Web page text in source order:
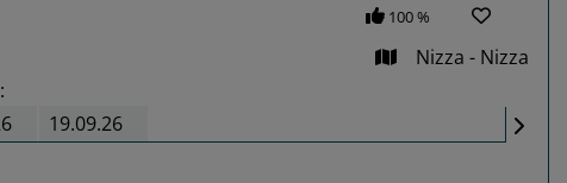
100 %
Nizza - Nizza
19.09.26